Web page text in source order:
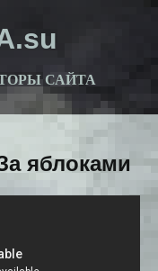
САЙТА
яблоками